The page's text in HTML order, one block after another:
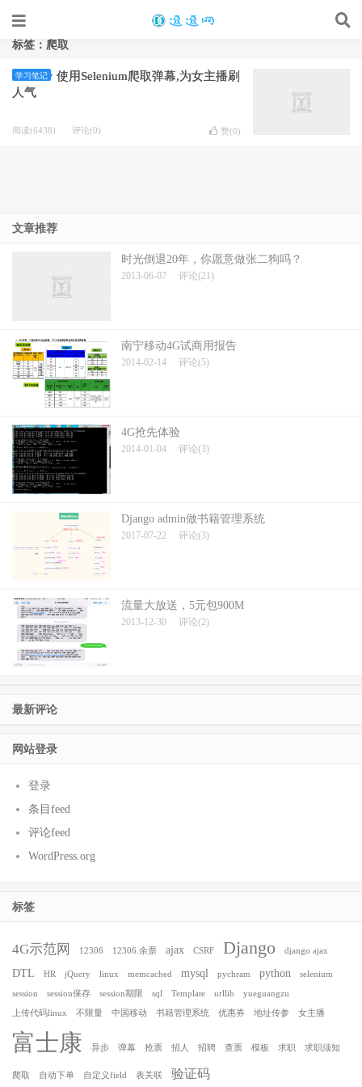
标签：爬取
学习笔记
使用Selenium爬取弹幕,为女主播刷
人气
阅读(6438) 评论(0) 赞(0)
文章推荐
时光倒退20年，你愿意做张二狗吗？
2013-06-07 评论(21)
南宁移动4G试商用报告
2014-02-14 评论(5)
4G抢先体验
2014-01-04 评论(3)
Django admin做书籍管理系统
2017-07-22 评论(3)
流量大放送，5元包900M
2013-12-30 评论(2)
最新评论
网站登录
登录
条目feed
评论feed
WordPress.org
标签
4G示范网 12306 12306.余票 ajax CSRF Django django ajax
DTL HR jQuery linux memcached mysql pychram python selenium
session session保存 session期限 sql Template urllib yueguangzu
上传代码linux 不限量 中国移动 书籍管理系统 优惠券 地址传参 女主播
富士康 异步 弹幕 抢票 招人 招聘 查票 模板 求职 求职须知
爬取 自动下单 自定义field 表关联 验证码